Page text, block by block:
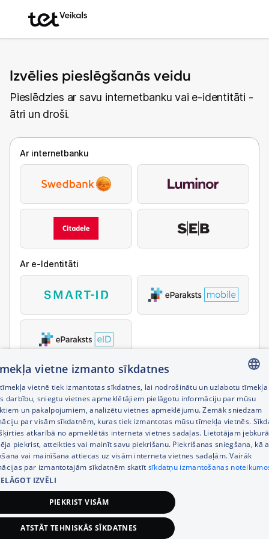
Izvēlies pieslēgšanās veidu
Pieslēdzies ar savu internetbanku vai e-identitāti -
ātri un droši.
Ar internetbanku
Ar e-Identitāti
LATVIAN
RUSSIAN
ENGLISH
vietne izmanto sīkdatnes
vietnē tiek izmantotas sīkdatnes, lai nodrošinātu un uzlabotu tīmekļa
darbību, sniegtu vietnes apmeklētājiem pielāgotu informāciju par mūsu
un pakalpojumiem, analizētu vietnes apmeklējumu. Zemāk sniedzam
par visām sīkdatnēm, kuras tiek izmantotas mūsu tīmekļa vietnēs.
atkarībā no apmeklētās interneta vietnes sadaļas. Lietotājam
piekrist, atteikties vai mainīt savu piekrišanu. Piekrišanas sniegšana, kā
vai mainīšana attiecas uz visām interneta vietnes sadaļām. Vairāk
par izmantotajām sīkdatnēm skatīt sīkdatņu izmantošanas
IZVĒLI
PIEKRIST VISĀM
ATSTĀT TEHNISKĀS SĪKDATNES